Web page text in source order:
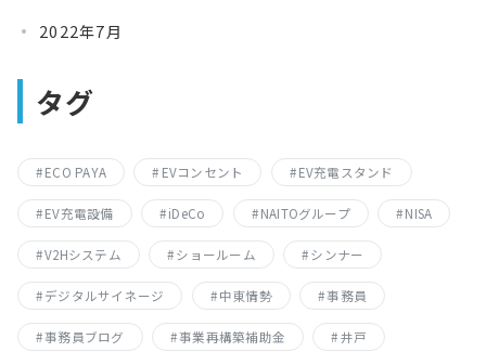
2022年7月
タグ
ECO PAYA EVコンセント EV充電スタンド
EV充電設備 iDeCo NAITOグループ NISA
V2Hシステム ショールーム シンナー
デジタルサイネージ 中東情勢 事務員
事務員ブログ 事業再構築補助金 井戸